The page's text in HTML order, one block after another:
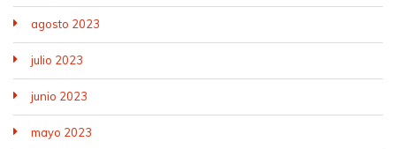
agosto 2023
julio 2023
junio 2023
mayo 2023